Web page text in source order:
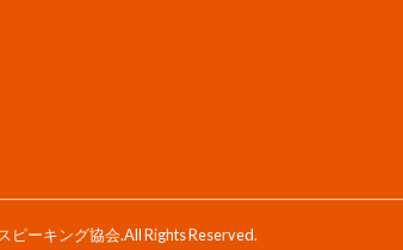
ピーキング協会.All Rights Reserved.